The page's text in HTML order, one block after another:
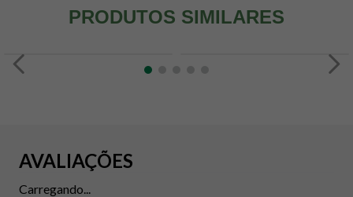
PRODUTOS SIMILARES
AVALIAÇÕES
Carregando...